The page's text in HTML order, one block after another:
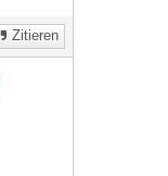
Zitieren